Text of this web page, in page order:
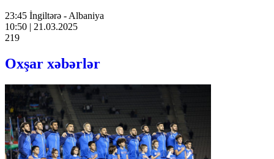
23:45 İngiltərə - Albaniya
10:50 | 21.03.2025
219
Oxşar xəbərlər